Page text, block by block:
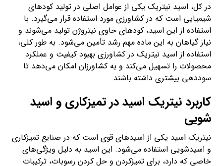
در کل، اسید نیتریک یکی از عوامل اصلی در تولید کودهای
شیمیایی است که در کشاورزی مورد استفاده قرار می‌گیرد. با
استفاده از این اسید، کودهای حاوی نیتروژن تولید می‌شوند و
نیاز گیاهان به این ماده مهم رشد تأمین می‌شود. به طور کلی،
استفاده از اسید نیتریک در کشاورزی بهبود کیفیت و عملکرد
محصولات را تسهیل می‌کند و به کشاورزان امکان می‌دهد تا
سوددهی بیشتری داشته باشند.
کاربرد نیتریک اسید در تمیزکاری و اسید
شویی
نیتریک اسید یکی از اسیدهای قوی است که در صنایع تمیزکاری
و اسیدشویی استفاده می‌شود. این اسید به دلیل ویژگی‌های
خاصی که دارد، برای تمیزکردن و حل کردن رسوبات، ترکیبات